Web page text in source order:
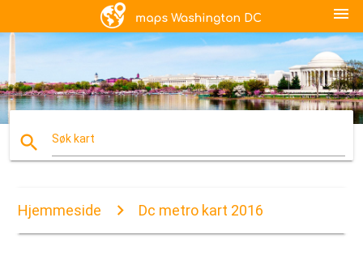
menu
search Søk kart
Hjemmeside Dc metro kart 2016